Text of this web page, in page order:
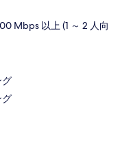
Mbps 以上 (1 ～ 2 人向
グ
グ